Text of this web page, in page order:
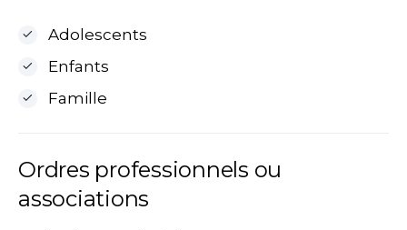
Adolescents
Enfants
Famille
Ordres professionnels ou
associations